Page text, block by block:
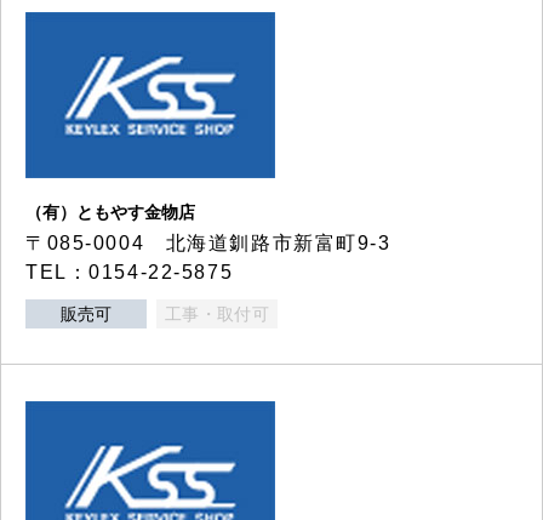
（有）ともやす金物店
〒085-0004 北海道釧路市新富町9-3
TEL：0154-22-5875
販売可 工事・取付可